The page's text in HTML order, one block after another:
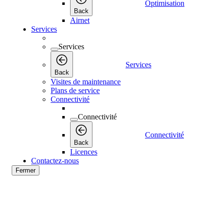
Back
Optimisation
Airnet
Services
Services
Back
Services
Visites de maintenance
Plans de service
Connectivité
Connectivité
Back
Connectivité
Licences
Contactez-nous
Fermer